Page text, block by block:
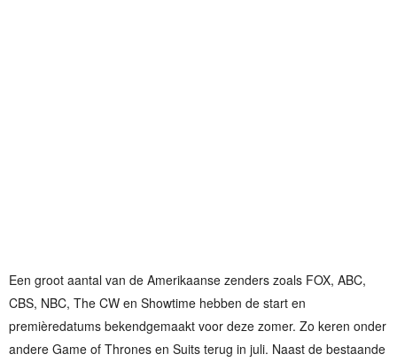
Een groot aantal van de Amerikaanse zenders zoals FOX, ABC,
CBS, NBC, The CW en Showtime hebben de start en
premièredatums bekendgemaakt voor deze zomer. Zo keren onder
andere Game of Thrones en Suits terug in juli. Naast de bestaande